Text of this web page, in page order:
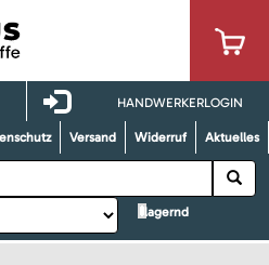
HANDWERKERLOGIN
Versand Widerruf Aktuelles
lagernd